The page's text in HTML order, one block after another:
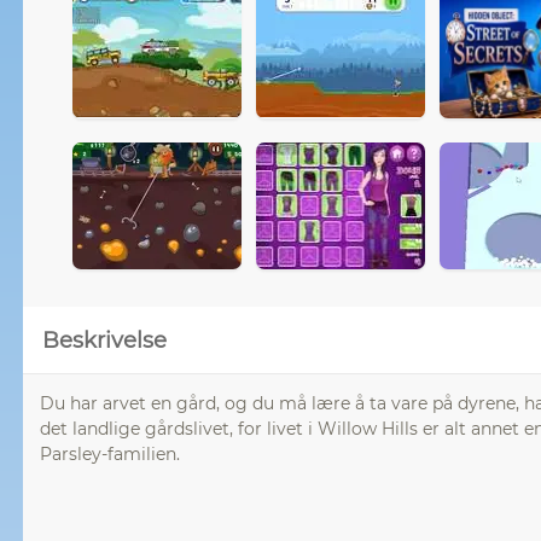
Beskrivelse
Du har arvet en gård, og du må lære å ta vare på dyrene,
det landlige gårdslivet, for livet i Willow Hills er alt annet
Parsley-familien.